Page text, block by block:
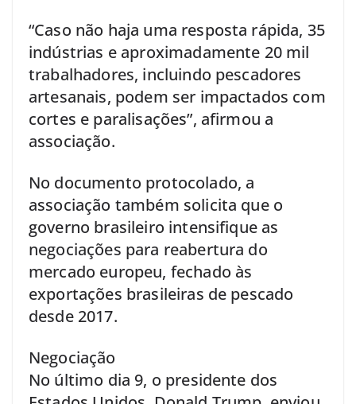
“Caso não haja uma resposta rápida, 35
indústrias e aproximadamente 20 mil
trabalhadores, incluindo pescadores
artesanais, podem ser impactados com
cortes e paralisações”, afirmou a
associação.
No documento protocolado, a
associação também solicita que o
governo brasileiro intensifique as
negociações para reabertura do
mercado europeu, fechado às
exportações brasileiras de pescado
desde 2017.
Negociação
No último dia 9, o presidente dos